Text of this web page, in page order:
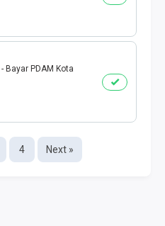
Bayar PDAM Kota
4 Next »